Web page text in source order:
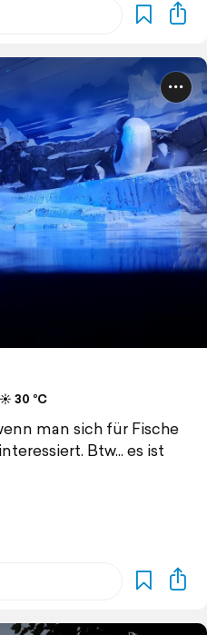
30 °C
man sich für Fische
Btw... es ist